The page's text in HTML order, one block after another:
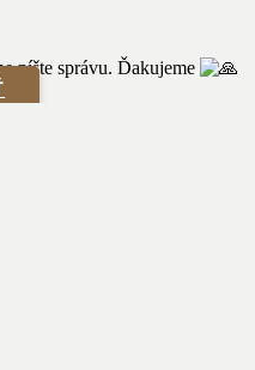
píšte správu. Ďakujeme